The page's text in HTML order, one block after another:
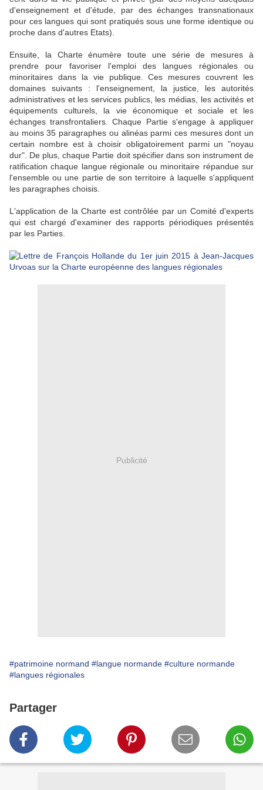
d'enseignement et d'étude, par des échanges transnationaux
pour ces langues qui sont pratiqués sous une forme identique ou
proche dans d'autres Etats).
Ensuite, la Charte énumère toute une série de mesures à
prendre pour favoriser l'emploi des langues régionales ou
minoritaires dans la vie publique. Ces mesures couvrent les
domaines suivants : l'enseignement, la justice, les autorités
administratives et les services publics, les médias, les activités et
équipements culturels, la vie économique et sociale et les
échanges transfrontaliers. Chaque Partie s'engage à appliquer
au moins 35 paragraphes ou alinéas parmi ces mesures dont un
certain nombre est à choisir obligatoirement parmi un "noyau
dur". De plus, chaque Partie doit spécifier dans son instrument de
ratification chaque langue régionale ou minoritaire répandue sur
l'ensemble ou une partie de son territoire à laquelle s'appliquent
les paragraphes choisis.
L'application de la Charte est contrôlée par un Comité d'experts
qui est chargé d'examiner des rapports périodiques présentés
par les Parties.
Publicité
#patrimoine normand #langue normande #culture normande
#langues régionales
Partager